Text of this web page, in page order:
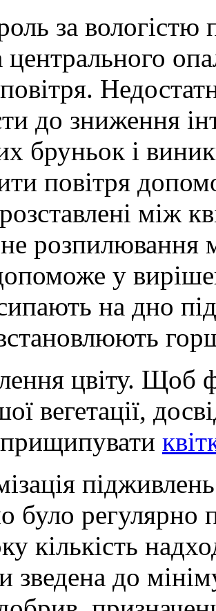
за
центрального
до зниження
бруньок і
повітря
між
розпилювання
у
на дно
цвіту. Щоб
вегетації,
було регулярно
кількість
зведена до